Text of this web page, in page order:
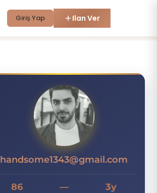
Giriş Yap Ilan Ver
H
handsome1343@gmail.com
86 — 3y